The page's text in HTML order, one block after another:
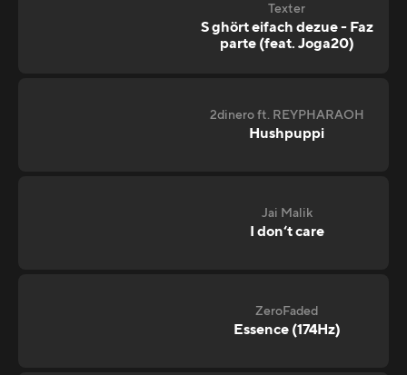
Texter
S ghört eifach dezue - Faz
parte (feat. Joga20)
2dinero ft. REYPHARAOH
Hushpuppi
Jai Malik
I don‘t care
ZeroFaded
Essence (174Hz)